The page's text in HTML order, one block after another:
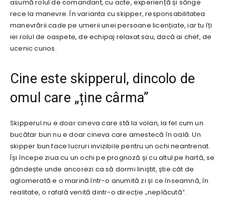
asumă rolul de comandant, cu acte, experiență și sânge
rece la manevre. În varianta cu skipper, responsabilitatea
manevrării cade pe umerii unei persoane licențiate, iar tu îți
iei rolul de oaspete, de echipaj relaxat sau, dacă ai chef, de
ucenic curios.
Cine este skipperul, dincolo de
omul care „ține cârma”
Skipperul nu e doar cineva care stă la volan, la fel cum un
bucătar bun nu e doar cineva care amestecă în oală. Un
skipper bun face lucruri invizibile pentru un ochi neantrenat.
Își începe ziua cu un ochi pe prognoză și cu altul pe hartă, se
gândește unde ancorezi ca să dormi liniștit, știe cât de
aglomerată e o marină într-o anumită zi și ce înseamnă, în
realitate, o rafală venită dintr-o direcție „neplăcută”.